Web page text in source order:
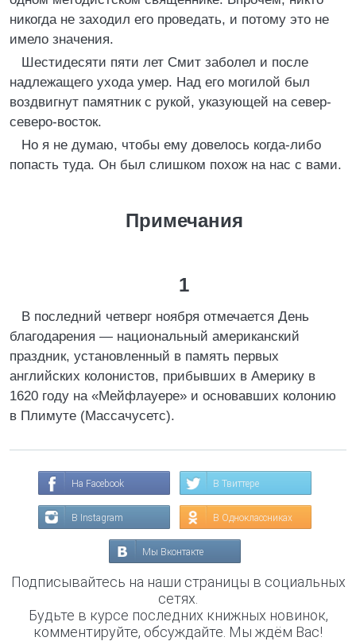
никогда не заходил его проведать, и потому это не
имело значения.
Шестидесяти пяти лет Смит заболел и после
надлежащего ухода умер. Над его могилой был
воздвигнут памятник с рукой, указующей на север-
северо-восток.
Но я не думаю, чтобы ему довелось когда-либо
попасть туда. Он был слишком похож на нас с вами.
Примечания
1
В последний четверг ноября отмечается День
благодарения — национальный американский
праздник, установленный в память первых
английских колонистов, прибывших в Америку в
1620 году на «Мейфлауере» и основавших колонию
в Плимуте (Массачусетс).
На Facebook В Твиттере
В Instagram В Одноклассниках
Мы Вконтакте
Подписывайтесь на наши страницы в социальных
сетях.
Будьте в курсе последних книжных новинок,
комментируйте, обсуждайте. Мы ждём Вас!